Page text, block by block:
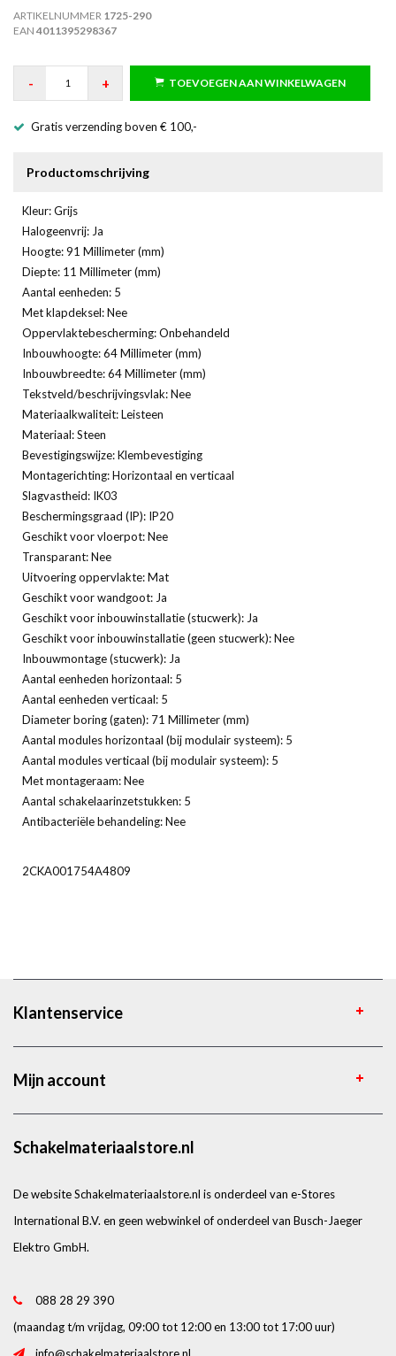
ARTIKELNUMMER 1725-290
EAN 4011395298367
- + TOEVOEGEN AAN WINKELWAGEN
Gratis verzending boven € 100,-
Productomschrijving
Kleur: Grijs
Halogeenvrij: Ja
Hoogte: 91 Millimeter (mm)
Diepte: 11 Millimeter (mm)
Aantal eenheden: 5
Met klapdeksel: Nee
Oppervlaktebescherming: Onbehandeld
Inbouwhoogte: 64 Millimeter (mm)
Inbouwbreedte: 64 Millimeter (mm)
Tekstveld/beschrijvingsvlak: Nee
Materiaalkwaliteit: Leisteen
Materiaal: Steen
Bevestigingswijze: Klembevestiging
Montagerichting: Horizontaal en verticaal
Slagvastheid: IK03
Beschermingsgraad (IP): IP20
Geschikt voor vloerpot: Nee
Transparant: Nee
Uitvoering oppervlakte: Mat
Geschikt voor wandgoot: Ja
Geschikt voor inbouwinstallatie (stucwerk): Ja
Geschikt voor inbouwinstallatie (geen stucwerk): Nee
Inbouwmontage (stucwerk): Ja
Aantal eenheden horizontaal: 5
Aantal eenheden verticaal: 5
Diameter boring (gaten): 71 Millimeter (mm)
Aantal modules horizontaal (bij modulair systeem): 5
Aantal modules verticaal (bij modulair systeem): 5
Met montageraam: Nee
Aantal schakelaarinzetstukken: 5
Antibacteriële behandeling: Nee
2CKA001754A4809
Klantenservice
Mijn account
Schakelmateriaalstore.nl
De website Schakelmateriaalstore.nl is onderdeel van e-Stores
International B.V. en geen webwinkel of onderdeel van Busch-Jaeger
Elektro GmbH.
088 28 29 390
(maandag t/m vrijdag, 09:00 tot 12:00 en 13:00 tot 17:00 uur)
info@schakelmateriaalstore.nl